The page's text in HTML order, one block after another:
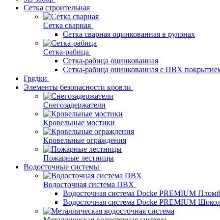
Сетка строительная
Сетка сварная
Сетка сварная оцинкованная в рулонах
Сетка-рабица
Сетка-рабица оцинкованная
Сетка-рабица оцинкованная с ПВХ
Грядки
Элементы безопасности кровли
Снегозадержатели
Кровельные мостики
Кровельные ограждения
Пожарные лестницы
Водосточные системы
Водосточная система ПВХ
Водосточная система Docke PREMIUM
Водосточная система Docke PREMIUM